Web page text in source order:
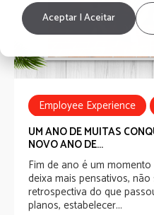
Aceptar | Aceitar
Employee Experience
Well-being Experience
Communicatios Experience
UM ANO DE MUITAS
NOVO ANO DE...
Fim de ano é um
deixa mais pensativos,
retrospectiva do que
planos, estabelecer...